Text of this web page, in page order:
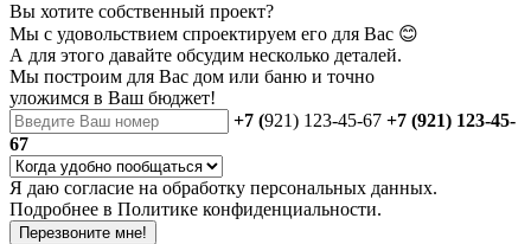
Вы хотите собственный проект?
Мы с удовольствием спроектируем его для Вас 😊
А для этого давайте обсудим несколько деталей.
Мы построим для Вас дом или баню и точно
уложимся в Ваш бюджет!
+7 (921) 123-45-67 +7 (921) 123-45-
67
Я даю согласие на обработку персональных данных.
Подробнее в Политике конфиденциальности.
Перезвоните мне!